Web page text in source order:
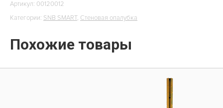
Артикул: 00120012
Категории: SNB SMART, Стеновая опалубка
Похожие товары